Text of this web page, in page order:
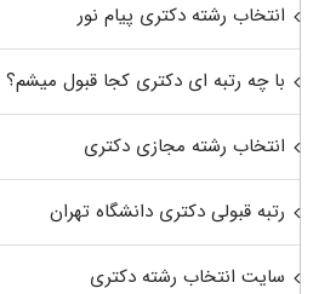
انتخاب رشته دکتری پیام نور
با چه رتبه ای دکتری کجا قبول میشم؟
انتخاب رشته مجازی دکتری
رتبه قبولی دکتری دانشگاه تهران
سایت انتخاب رشته دکتری